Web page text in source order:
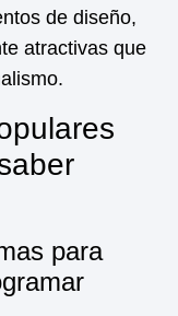
de diseño,
atractivas que
para